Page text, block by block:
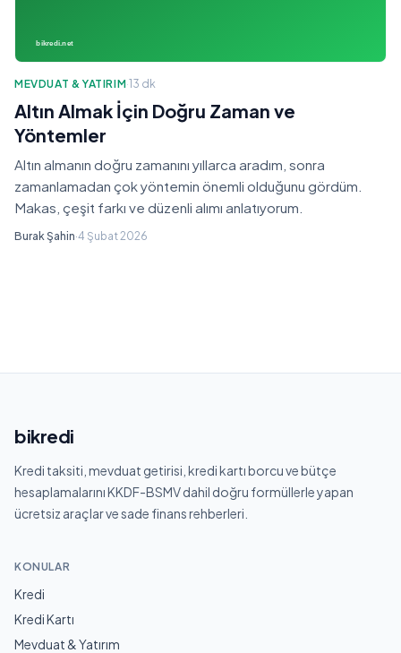
MEVDUAT & YATIRIM·13 dk
Altın Almak İçin Doğru Zaman ve
Yöntemler
Altın almanın doğru zamanını yıllarca aradım, sonra
zamanlamadan çok yöntemin önemli olduğunu gördüm.
Makas, çeşit farkı ve düzenli alımı anlatıyorum.
Burak Şahin·4 Şubat 2026
bikredi
Kredi taksiti, mevduat getirisi, kredi kartı borcu ve bütçe
hesaplamalarını KKDF-BSMV dahil doğru formüllerle yapan
ücretsiz araçlar ve sade finans rehberleri.
KONULAR
Kredi
Kredi Kartı
Mevduat & Yatırım